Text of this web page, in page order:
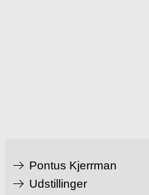
Pontus Kjerrman
Udstillinger